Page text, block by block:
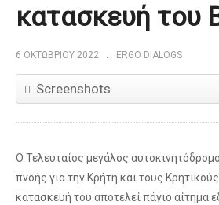
κατασκευή του
6 ΟΚΤΩΒΡΊΟΥ 2022 ERGO DIALOGS
Screenshots
Ο Τελευταίος μεγάλος
πνοής για την Κρήτη και τους
κατασκευή του αποτελεί πάγιο αίτημα